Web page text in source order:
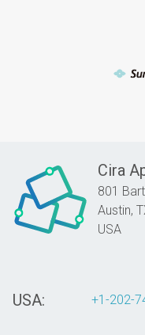
Cira
801
Austin,
USA
USA: +1-202-